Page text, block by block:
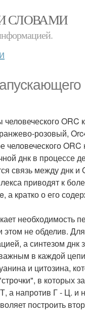
СЛОВАМИ
розовый,
днк в процессе
связь между днк и
приводят к
кратко о его
необходимость
не обделив.
а синтезом
в каждой
и цитозина,
в которых
а напротив Г - Ц.
построить